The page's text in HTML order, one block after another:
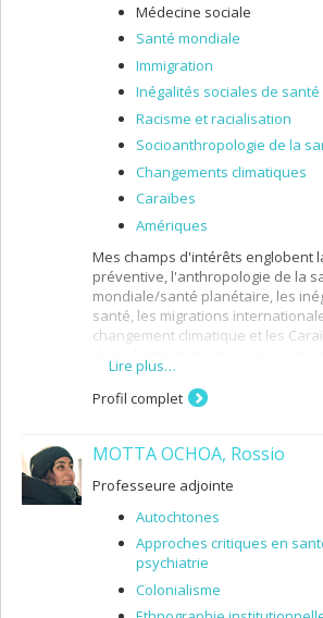
Médecine sociale
Santé mondiale
Immigration
Inégalités sociales de santé
Racisme et racialisation
Socioanthropologie de la
Changements climatiques
Caraïbes
Amériques
Mes champs d'intérêts englobent
préventive, l'anthropologie de la
mondiale/santé planétaire, les
santé, les migrations
changement climatique et les
que de ma formation
publique et sciences humaines/
une expérience clinique (médecin
contextes très variés : centre
personnes réfugiées (Afghanistan)
contextes de conflits armés
services de santé au ministère
Dominique, Caraïbes.
Je m'intéresse à la fois aux
Lire plus…
Profil complet
MOTTA OCHOA, Rossio
Professeure adjointe
Autochtones
Approches critiques en
psychiatrie
Colonialisme